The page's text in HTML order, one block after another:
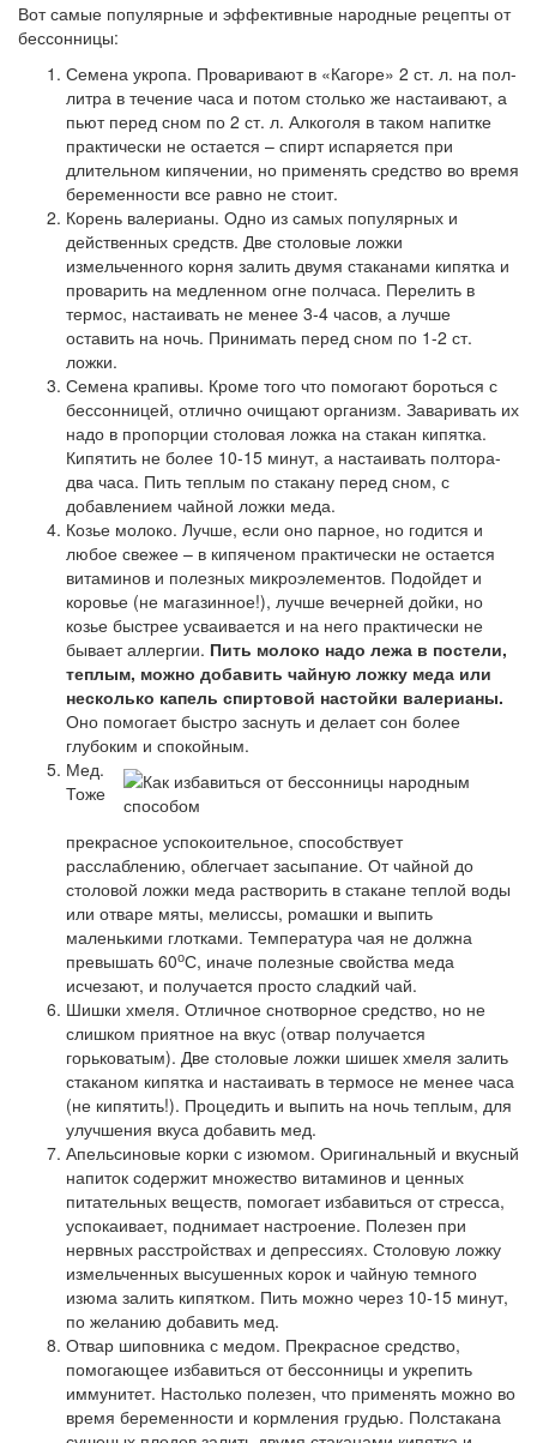
Вот самые популярные и эффективные народные рецепты от
бессонницы:
Семена укропа. Проваривают в «Кагоре» 2 ст. л. на пол-
литра в течение часа и потом столько же настаивают, а
пьют перед сном по 2 ст. л. Алкоголя в таком напитке
практически не остается – спирт испаряется при
длительном кипячении, но применять средство во время
беременности все равно не стоит.
Корень валерианы. Одно из самых популярных и
действенных средств. Две столовые ложки
измельченного корня залить двумя стаканами кипятка и
проварить на медленном огне полчаса. Перелить в
термос, настаивать не менее 3-4 часов, а лучше
оставить на ночь. Принимать перед сном по 1-2 ст.
ложки.
Семена крапивы. Кроме того что помогают бороться с
бессонницей, отлично очищают организм. Заваривать их
надо в пропорции столовая ложка на стакан кипятка.
Кипятить не более 10-15 минут, а настаивать полтора-
два часа. Пить теплым по стакану перед сном, с
добавлением чайной ложки меда.
Козье молоко. Лучше, если оно парное, но годится и
любое свежее – в кипяченом практически не остается
витаминов и полезных микроэлементов. Подойдет и
коровье (не магазинное!), лучше вечерней дойки, но
козье быстрее усваивается и на него практически не
бывает аллергии. Пить молоко надо лежа в постели,
теплым, можно добавить чайную ложку меда или
несколько капель спиртовой настойки валерианы.
Оно помогает быстро заснуть и делает сон более
глубоким и спокойным.
Мед.
Тоже
прекрасное успокоительное, способствует
расслаблению, облегчает засыпание. От чайной до
столовой ложки меда растворить в стакане теплой воды
или отваре мяты, мелиссы, ромашки и выпить
маленькими глотками. Температура чая не должна
превышать 60оС, иначе полезные свойства меда
исчезают, и получается просто сладкий чай.
Шишки хмеля. Отличное снотворное средство, но не
слишком приятное на вкус (отвар получается
горьковатым). Две столовые ложки шишек хмеля залить
стаканом кипятка и настаивать в термосе не менее часа
(не кипятить!). Процедить и выпить на ночь теплым, для
улучшения вкуса добавить мед.
Апельсиновые корки с изюмом. Оригинальный и вкусный
напиток содержит множество витаминов и ценных
питательных веществ, помогает избавиться от стресса,
успокаивает, поднимает настроение. Полезен при
нервных расстройствах и депрессиях. Столовую ложку
измельченных высушенных корок и чайную темного
изюма залить кипятком. Пить можно через 10-15 минут,
по желанию добавить мед.
Отвар шиповника с медом. Прекрасное средство,
помогающее избавиться от бессонницы и укрепить
иммунитет. Настолько полезен, что применять можно во
время беременности и кормления грудью. Полстакана